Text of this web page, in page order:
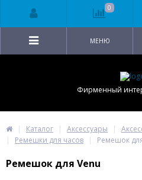
Фирменный
МЕНЮ
Каталог Аксессуары
Ремешки для часов
Ремешок
Ремешок для Venu
0